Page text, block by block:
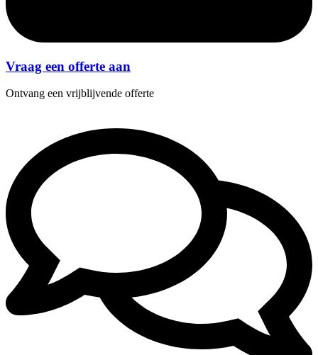
Vraag een offerte aan
Ontvang een vrijblijvende offerte